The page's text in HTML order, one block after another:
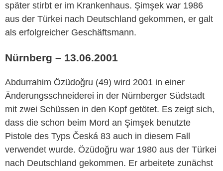
später stirbt er im Krankenhaus. Şimşek war 1986
aus der Türkei nach Deutschland gekommen, er galt
als erfolgreicher Geschäftsmann.
Nürnberg – 13.06.2001
Abdurrahim Özüdoğru (49) wird 2001 in einer
Änderungsschneiderei in der Nürnberger Südstadt
mit zwei Schüssen in den Kopf getötet. Es zeigt sich,
dass die schon beim Mord an Şimşek benutzte
Pistole des Typs Česká 83 auch in diesem Fall
verwendet wurde. Özüdoğru war 1980 aus der Türkei
nach Deutschland gekommen. Er arbeitete zunächst